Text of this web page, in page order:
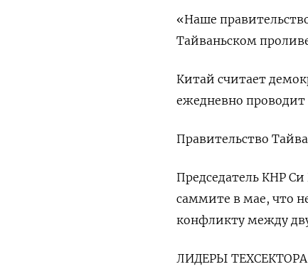
«Наше
Тайваньском
Китай ​считает
ежедневно проводит
Правительство
Председатель КНР
саммите в мае, что
конфликту между
ЛИДЕРЫ ТЕХСЕКТОРА